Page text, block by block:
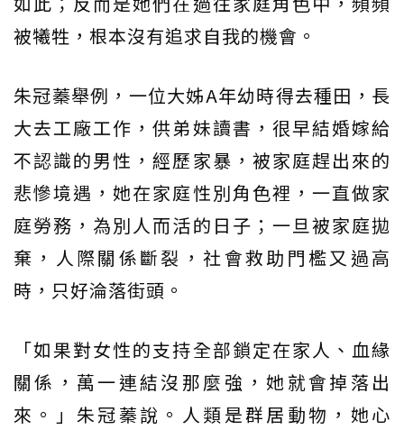
被犧牲，根本沒有追求自我的機會。
朱冠蓁舉例，一位大姊A年幼時得去種田，長
大去工廠工作，供弟妹讀書，很早結婚嫁給
不認識的男性，經歷家暴，被家庭趕出來的
悲慘境遇，她在家庭性別角色裡，一直做家
庭勞務，為別人而活的日子；一旦被家庭拋
棄，人際關係斷裂，社會救助門檻又過高
時，只好淪落街頭。
「如果對女性的支持全部鎖定在家人、血緣
關係，萬一連結沒那麼強，她就會掉落出
來。」朱冠蓁說。人類是群居動物，她心